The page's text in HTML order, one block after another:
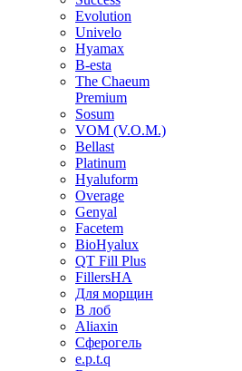
Evolution
Univelo
Hyamax
B-esta
The Chaeum
Premium
Sosum
VOM (V.O.M.)
Bellast
Platinum
Hyaluform
Overage
Genyal
Facetem
BioHyalux
QT Fill Plus
FillersHA
Для морщин
В лоб
Aliaxin
Сферогель
e.p.t.q